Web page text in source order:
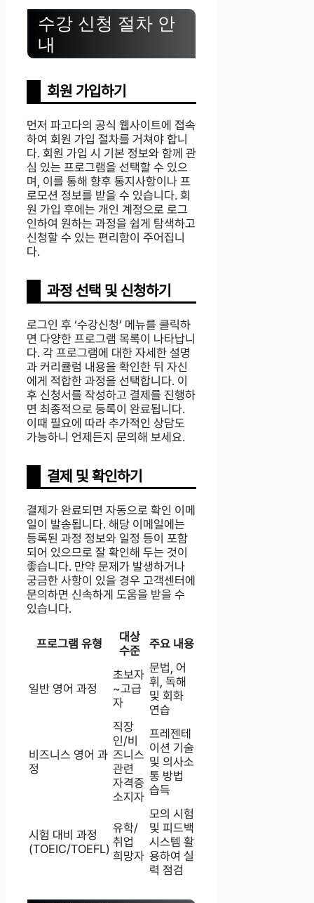
수강 신청 절차 안
내
회원 가입하기
먼저 파고다의 공식 웹사이트에 접속
하여 회원 가입 절차를 거쳐야 합니
다. 회원 가입 시 기본 정보와 함께 관
심 있는 프로그램을 선택할 수 있으
며, 이를 통해 향후 통지사항이나 프
로모션 정보를 받을 수 있습니다. 회
원 가입 후에는 개인 계정으로 로그
인하여 원하는 과정을 쉽게 탐색하고
신청할 수 있는 편리함이 주어집니
다.
과정 선택 및 신청하기
로그인 후 ‘수강신청’ 메뉴를 클릭하
면 다양한 프로그램 목록이 나타납니
다. 각 프로그램에 대한 자세한 설명
과 커리큘럼 내용을 확인한 뒤 자신
에게 적합한 과정을 선택합니다. 이
후 신청서를 작성하고 결제를 진행하
면 최종적으로 등록이 완료됩니다.
이때 필요에 따라 추가적인 상담도
가능하니 언제든지 문의해 보세요.
결제 및 확인하기
결제가 완료되면 자동으로 확인 이메
일이 발송됩니다. 해당 이메일에는
등록된 과정 정보와 일정 등이 포함
되어 있으므로 잘 확인해 두는 것이
좋습니다. 만약 문제가 발생하거나
궁금한 사항이 있을 경우 고객센터에
문의하면 신속하게 도움을 받을 수
있습니다.
프로그램 유형
대상
수준
주요 내용
일반 영어 과정
초보자
~고급
자
문법, 어
휘, 독해
및 회화
연습
비즈니스 영어 과
정
직장
인/비
즈니스
관련
자격증
소지자
프레젠테
이션 기술
및 의사소
통 방법
습득
시험 대비 과정
(TOEIC/TOEFL)
유학/
취업
희망자
모의 시험
및 피드백
시스템 활
용하여 실
력 점검